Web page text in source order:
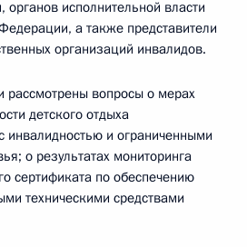
органов исполнительной власти
а также представители
организаций инвалидов.
рассмотрены вопросы о мерах
детского отдыха
инвалидностью и ограниченными
о результатах мониторинга
сертификата по обеспечению
техническими средствами